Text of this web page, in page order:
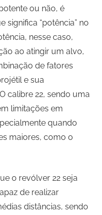
ou não, é
significa “potência” no
nesse caso,
ao atingir um alvo,
de fatores
e sua
calibre 22, sendo uma
limitações em
quando
maiores, como o
o revólver 22 seja
de realizar
distâncias, sendo